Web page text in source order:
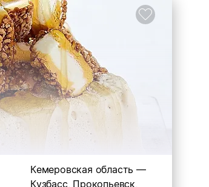
Кемеровская область —
Кузбасс, Прокопьевск,